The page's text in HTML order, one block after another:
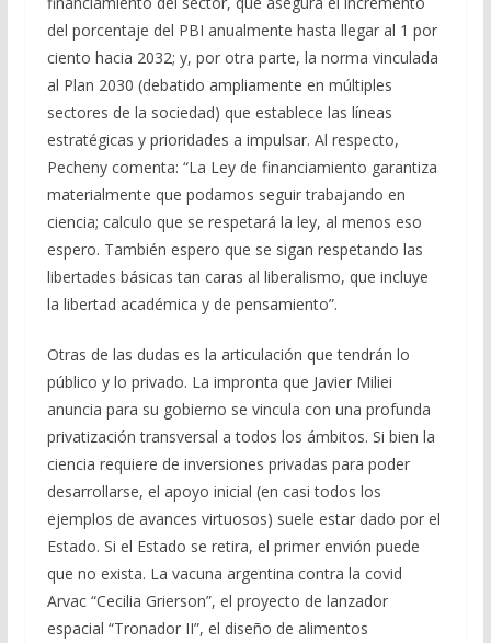
del porcentaje del PBI anualmente hasta llegar al 1 por
ciento hacia 2032; y, por otra parte, la norma vinculada
al Plan 2030 (debatido ampliamente en múltiples
sectores de la sociedad) que establece las líneas
estratégicas y prioridades a impulsar. Al respecto,
Pecheny comenta: “La Ley de financiamiento garantiza
materialmente que podamos seguir trabajando en
ciencia; calculo que se respetará la ley, al menos eso
espero. También espero que se sigan respetando las
libertades básicas tan caras al liberalismo, que incluye
la libertad académica y de pensamiento”.
Otras de las dudas es la articulación que tendrán lo
público y lo privado. La impronta que Javier Miliei
anuncia para su gobierno se vincula con una profunda
privatización transversal a todos los ámbitos. Si bien la
ciencia requiere de inversiones privadas para poder
desarrollarse, el apoyo inicial (en casi todos los
ejemplos de avances virtuosos) suele estar dado por el
Estado. Si el Estado se retira, el primer envión puede
que no exista. La vacuna argentina contra la covid
Arvac “Cecilia Grierson”, el proyecto de lanzador
espacial “Tronador II”, el diseño de alimentos